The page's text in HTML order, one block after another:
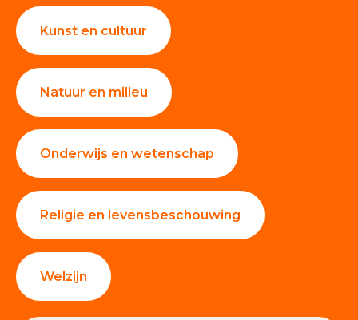
Kunst en cultuur
Natuur en milieu
Onderwijs en wetenschap
Religie en levensbeschouwing
Welzijn